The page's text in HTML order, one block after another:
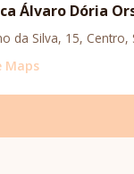
Álvaro Dória
da Silva, 15, Centro,
Maps